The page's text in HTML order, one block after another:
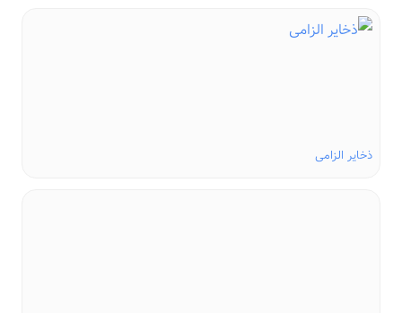
ذخایر الزامی